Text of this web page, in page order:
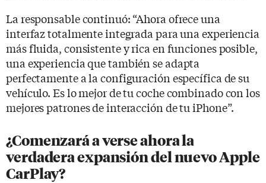
La responsable continuó: “Ahora ofrece una
interfaz totalmente integrada para una experiencia
más fluida, consistente y rica en funciones posible,
una experiencia que también se adapta
perfectamente a la configuración específica de su
vehículo. Es lo mejor de tu coche combinado con los
mejores patrones de interacción de tu iPhone”.
¿Comenzará a verse ahora la
verdadera expansión del nuevo Apple
CarPlay?